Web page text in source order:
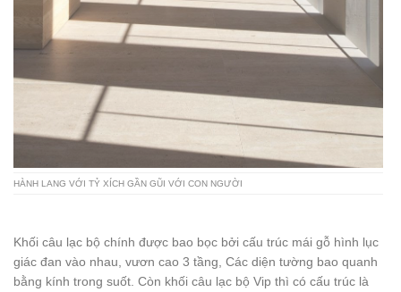
HÀNH LANG VỚI TỶ XÍCH GẦN GŨI VỚI CON NGƯỜI
Khối câu lạc bộ chính được bao bọc bởi cấu trúc mái gỗ hình lục
giác đan vào nhau, vươn cao 3 tầng, Các diện tường bao quanh
bằng kính trong suốt. Còn khối câu lạc bộ Vip thì có cấu trúc là